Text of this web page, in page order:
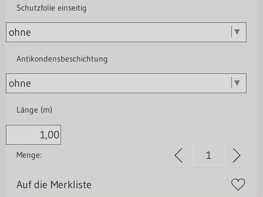
Schutzfolie einseitig
Antikondensbeschichtung
Länge (m)
Menge:
Auf die Merkliste